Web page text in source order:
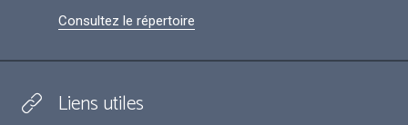
Consultez le répertoire
Liens utiles